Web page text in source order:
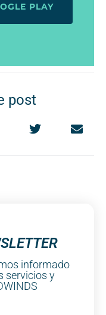
PLAY
post
informado
servicios y